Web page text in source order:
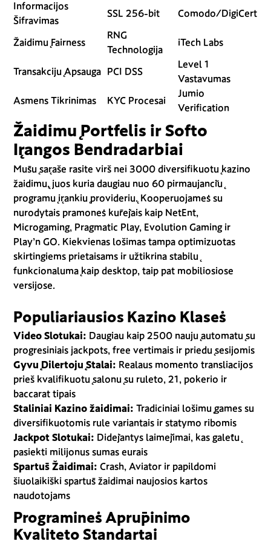
Informacijos
Šifravimas
SSL 256-bit Comodo/DigiCert
Žaidimų Fairness
RNG
Technologija
iTech Labs
Transakcijų Apsauga PCI DSS
Level 1
Vastavumas
Asmens Tikrinimas KYC Procesai
Jumio
Verification
Žaidimų Portfelis ir Softo
Įrangos Bendradarbiai
Mūsų sąraše rasite virš nei 3000 diversifikuotų kazino
žaidimų, juos kuria daugiau nuo 60 pirmaujančių
programų įrankių providerių. Kooperuojamės su
nurodytais pramonės kūrėjais kaip NetEnt,
Microgaming, Pragmatic Play, Evolution Gaming ir
Play’n GO. Kiekvienas lošimas tampa optimizuotas
skirtingiems prietaisams ir užtikrina stabilų
funkcionalumą kaip desktop, taip pat mobiliosiose
versijose.
Populiariausios Kazino Klasės
Video Slotukai: Daugiau kaip 2500 naujų automatų su
progresiniais jackpots, free vertimais ir priedų sesijomis
Gyvų Dilertojų Stalai: Realaus momento transliacijos
prieš kvalifikuotų salonų su ruleto, 21, pokerio ir
baccarat tipais
Staliniai Kazino žaidimai: Tradiciniai lošimų games su
diversifikuotomis rule variantais ir statymo ribomis
Jackpot Slotukai: Didėjantys laimėjimai, kas galėtų
pasiekti milijonus sumas eurais
Spartūs Žaidimai: Crash, Aviator ir papildomi
šiuolaikiški spartūs žaidimai naujosios kartos
naudotojams
Programinės Aprūpinimo
Kvaliteto Standartai